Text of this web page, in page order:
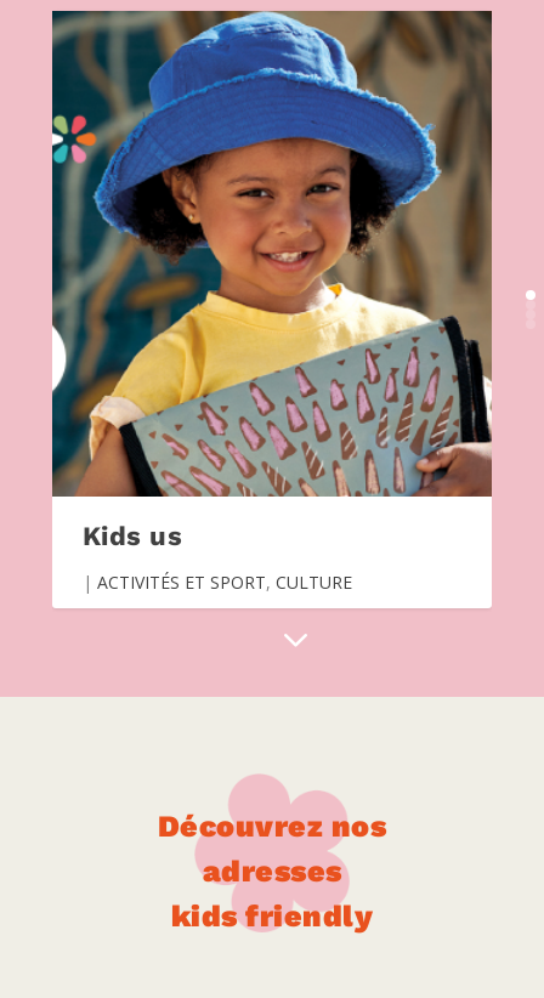
Kids us
| ACTIVITÉS ET SPORT, CULTURE
Découvrez nos
adresses
kids friendly